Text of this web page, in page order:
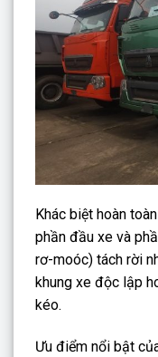
Khác biệt hoàn
phần đầu xe và
rơ-moóc) tách rời
khung xe độc lập
kéo.
Ưu điểm nổi bật